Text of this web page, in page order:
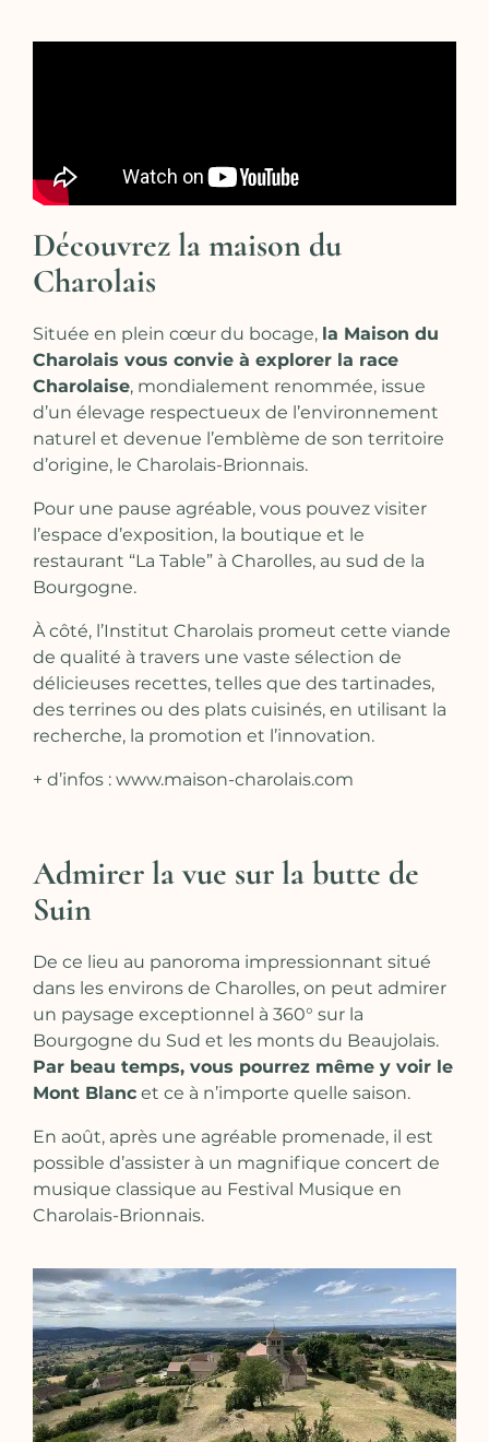
Découvrez la maison du
Charolais​
Située en plein cœur du bocage, la Maison du
Charolais vous convie à explorer la race
Charolaise, mondialement renommée, issue
d’un élevage respectueux de l’environnement
naturel et devenue l’emblème de son territoire
d’origine, le Charolais-Brionnais.
Pour une pause agréable, vous pouvez visiter
l’espace d’exposition, la boutique et le
restaurant “La Table” à Charolles, au sud de la
Bourgogne.
À côté, l’Institut Charolais promeut cette viande
de qualité à travers une vaste sélection de
délicieuses recettes, telles que des tartinades,
des terrines ou des plats cuisinés, en utilisant la
recherche, la promotion et l’innovation.
+ d’infos : www.maison-charolais.com
Admirer la vue sur la butte de
Suin
De ce lieu au panoroma impressionnant situé
dans les environs de Charolles, on peut admirer
un paysage exceptionnel à 360° sur la
Bourgogne du Sud et les monts du Beaujolais.
Par beau temps, vous pourrez même y voir le
Mont Blanc et ce à n’importe quelle saison.
En août, après une agréable promenade, il est
possible d’assister à un magnifique concert de
musique classique au Festival Musique en
Charolais-Brionnais.